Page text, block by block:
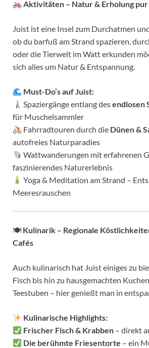
Aktivitäten – Natur & Erholung pur
Juist ist eine Insel zum Durchatmen
ob du barfuß am Strand spazieren,
oder die Tierwelt im Watt erkunden
sich alles um Natur & Entspannung.
Must-Do’s auf Juist:
Spaziergänge entlang desendlosen
für Muschelsammler
Fahrradtouren durch die Dünen &
autofreies Naturparadies
Wattwanderungen mit erfahrenen
faszinierendes Naturerlebnis
Yoga & Meditation am Strand –
Meeresrauschen
🍽 Kulinarik – Regionale
Cafés
Auch kulinarisch hat Juist einiges zu
Fisch bis hin zu hausgemachten
Teestuben – hier genießt man in
Kulinarische Highlights:
Frischer Fisch & Krabben – direkt
Die berühmte Friesentorte – ein